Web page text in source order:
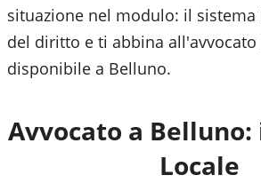
situazione nel modulo: il
del diritto e ti abbina
disponibile a Belluno.
Avvocato a Belluno:
Locale